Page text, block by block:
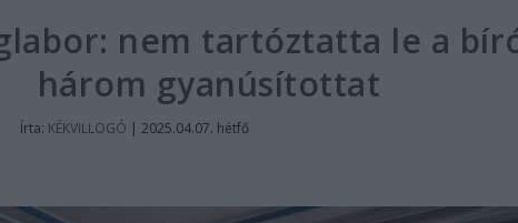
nem tartóztatta le a
három gyanúsítottat
Írta: KÉKVILLOGÓ |2025.04.07. hétfő